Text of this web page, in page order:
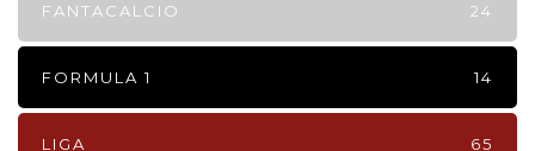
FANTACALCIO 24
FORMULA 1 14
LIGA 65